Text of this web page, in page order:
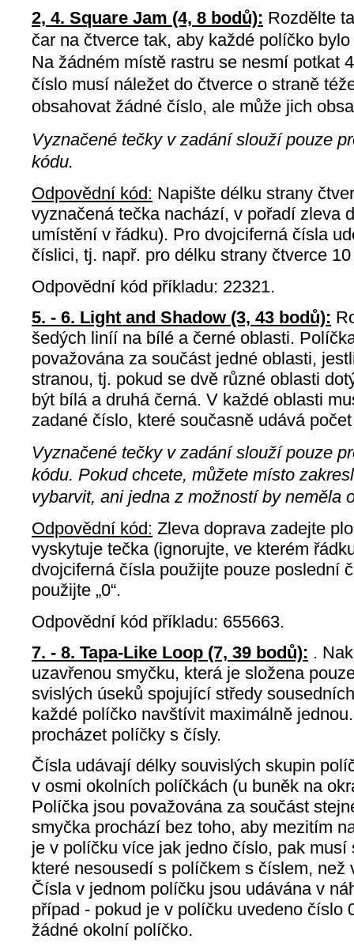
2, 4. Square Jam (4, 8 bodů): Rozdělte
čar na čtverce tak, aby každé políčko
Na žádném místě rastru se nesmí potkat
číslo musí náležet do čtverce o straně
obsahovat žádné číslo, ale může jich
Vyznačené tečky v zadání slouží pouze
kódu.
Odpovědní kód: Napište délku strany
vyznačená tečka nachází, v pořadí zleva
umístění v řádku). Pro dvojciferná čísla
číslici, tj. např. pro délku strany čtverce
Odpovědní kód příkladu: 22321.
5. - 6. Light and Shadow (3, 43 bodů):
šedých liníí na bílé a černé oblasti.
považována za součást jedné oblasti,
stranou, tj. pokud se dvě různé oblasti
být bílá a druhá černá. V každé oblasti
zadané číslo, které současně udává
Vyznačené tečky v zadání slouží pouze
kódu. Pokud chcete, můžete místo
vybarvit, ani jedna z možností by neměla
Odpovědní kód: Zleva doprava zadejte
vyskytuje tečka (ignorujte, ve kterém
dvojciferná čísla použijte pouze poslední
použijte „0“.
Odpovědní kód příkladu: 655663.
7. - 8. Tapa-Like Loop (7, 39 bodů): .
uzavřenou smyčku, která je složena
svislých úseků spojující středy
každé políčko navštívit maximálně
procházet políčky s čísly.
Čísla udávají délky souvislých skupin
v osmi okolních políčkách (u buněk na
Políčka jsou považována za součást
smyčka prochází bez toho, aby mezitím
je v políčku více jak jedno číslo, pak
které nesousedí s políčkem s číslem, než
Čísla v jednom políčku jsou udávána v
případ - pokud je v políčku uvedeno číslo
žádné okolní políčko.